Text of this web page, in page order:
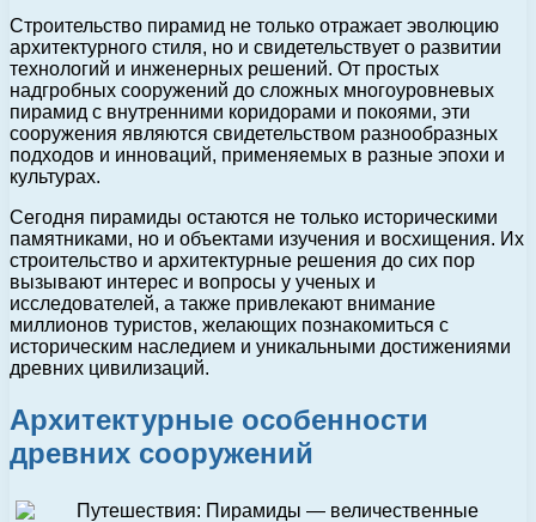
Строительство пирамид не только отражает эволюцию
архитектурного стиля, но и свидетельствует о развитии
технологий и инженерных решений. От простых
надгробных сооружений до сложных многоуровневых
пирамид с внутренними коридорами и покоями, эти
сооружения являются свидетельством разнообразных
подходов и инноваций, применяемых в разные эпохи и
культурах.
Сегодня пирамиды остаются не только историческими
памятниками, но и объектами изучения и восхищения. Их
строительство и архитектурные решения до сих пор
вызывают интерес и вопросы у ученых и
исследователей, а также привлекают внимание
миллионов туристов, желающих познакомиться с
историческим наследием и уникальными достижениями
древних цивилизаций.
Архитектурные особенности
древних сооружений